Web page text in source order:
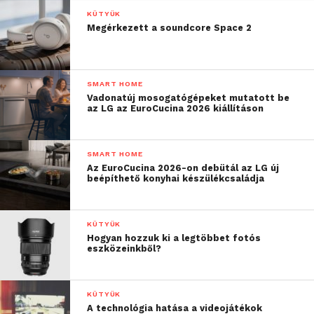
Netán azt is a mobilok programozásáról szól majd?
Elosztott mobilalkalmazás-fejlesztésekről szól,
úgyhogy lényegében igen. Ez a téma nagyon
érdekel most, és szerencsére van rá lehetőségem,
hogy ebben elmélyüljek.
KÜTYÜK
Megérkezett a soundcore Space 2
SMART HOME
Vadonatúj mosogatógépeket mutatott be
az LG az EuroCucina 2026 kiállításon
SMART HOME
Az EuroCucina 2026-on debütál az LG új
beépíthető konyhai készülékcsaládja
KÜTYÜK
Hogyan hozzuk ki a legtöbbet fotós
eszközeinkből?
KÜTYÜK
A technológia hatása a videojátékok